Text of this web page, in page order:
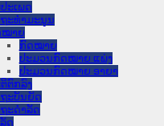
ະເພດ
ະທໍາມະນູນ
ໝາຍ
ກົດໝາຍ
ປະມວນກົດໝາຍ ແພ່ງ
ປະມວນກົດໝາຍ ອາຍາ
ຕົກລົງ
ະບັນຍັດ
ະດໍາລັດ
ດ